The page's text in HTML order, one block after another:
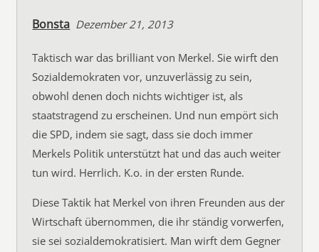
Bonsta Dezember 21, 2013
Taktisch war das brilliant von Merkel. Sie wirft den
Sozialdemokraten vor, unzuverlässig zu sein,
obwohl denen doch nichts wichtiger ist, als
staatstragend zu erscheinen. Und nun empört sich
die SPD, indem sie sagt, dass sie doch immer
Merkels Politik unterstützt hat und das auch weiter
tun wird. Herrlich. K.o. in der ersten Runde.
Diese Taktik hat Merkel von ihren Freunden aus der
Wirtschaft übernommen, die ihr ständig vorwerfen,
sie sei sozialdemokratisiert. Man wirft dem Gegner